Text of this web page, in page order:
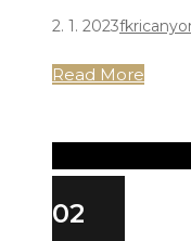
2. 1. 2023
Read More
02